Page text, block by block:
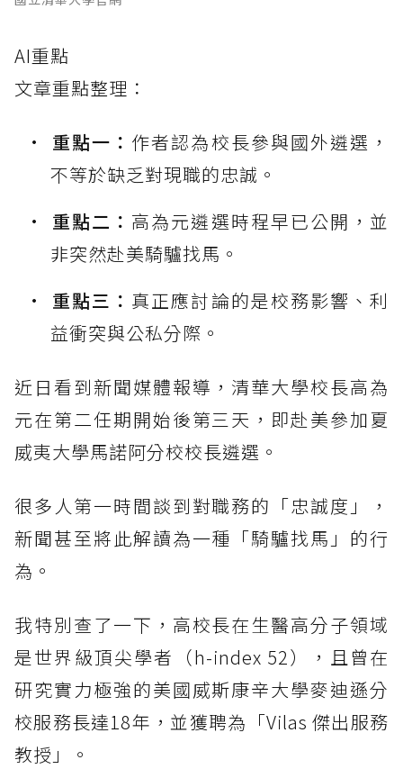
AI重點
文章重點整理：
重點一： 作者認為校長參與國外遴選，
不等於缺乏對現職的忠誠。
重點二： 高為元遴選時程早已公開，並
非突然赴美騎驢找馬。
重點三： 真正應討論的是校務影響、利
益衝突與公私分際。
近日看到新聞媒體報導，清華大學校長高為
元在第二任期開始後第三天，即赴美參加夏
威夷大學馬諾阿分校校長遴選。
很多人第一時間談到對職務的「忠誠度」，
新聞甚至將此解讀為一種「騎驢找馬」的行
為。
我特別查了一下，高校長在生醫高分子領域
是世界級頂尖學者（h-index 52），且曾在
研究實力極強的美國威斯康辛大學麥迪遜分
校服務長達18年，並獲聘為「Vilas 傑出服務
教授」。